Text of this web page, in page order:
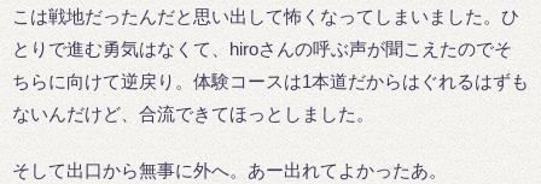
こは戦地だったんだと思い出して怖くなってしまいました。ひ
とりで進む勇気はなくて、hiroさんの呼ぶ声が聞こえたのでそ
ちらに向けて逆戻り。体験コースは1本道だからはぐれるはずも
ないんだけど、合流できてほっとしました。
そして出口から無事に外へ。あー出れてよかったあ。